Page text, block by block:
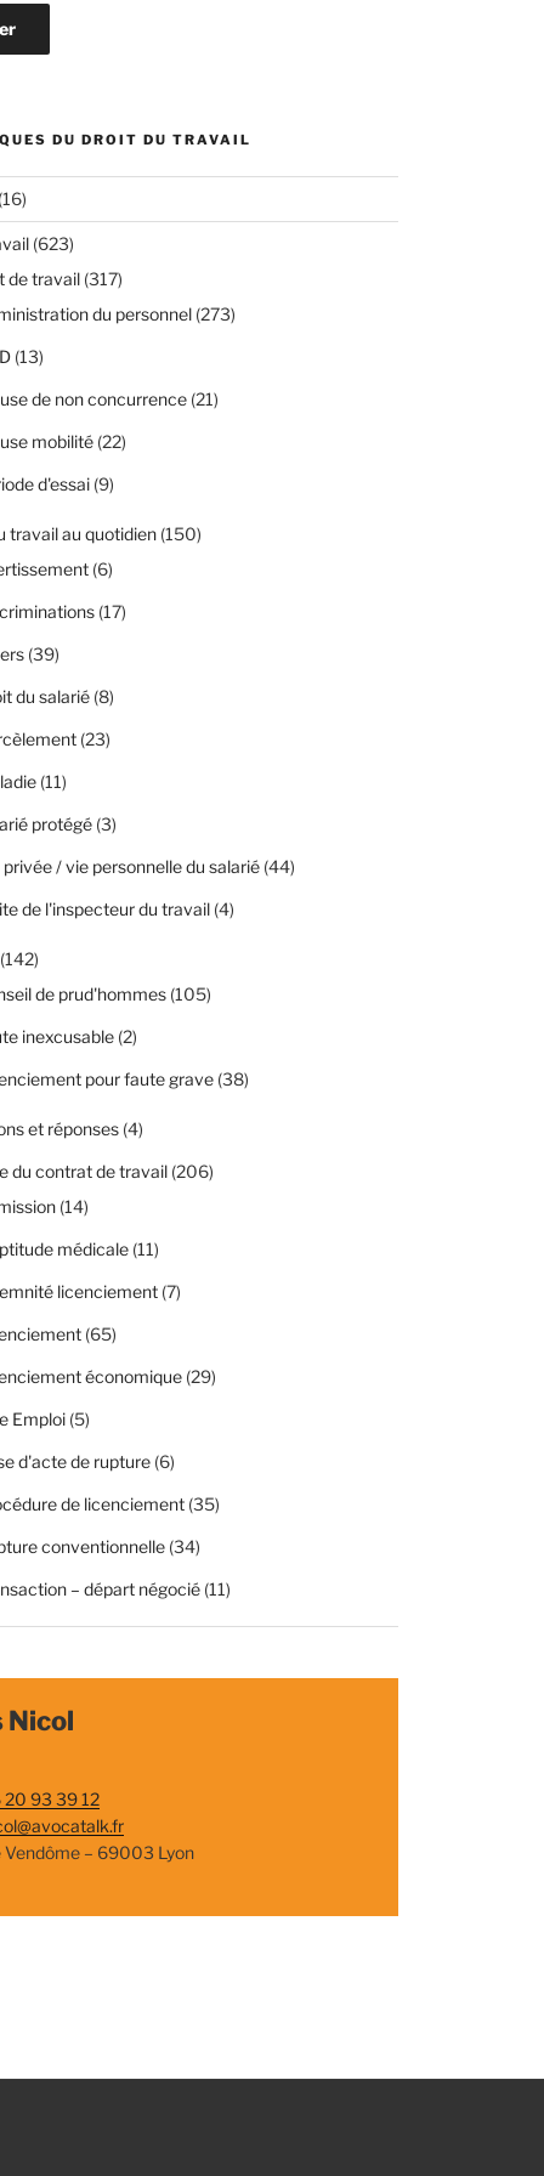
DU DROIT DU TRAVAIL
(623)
de travail(317)
du personnel(273)
(13)
de non concurrence(21)
mobilité(22)
d'essai(9)
travail au quotidien(150)
(6)
(17)
(39)
du salarié(8)
(23)
(11)
protégé(3)
/ vie personnelle du salarié(44)
de l'inspecteur du travail(4)
de prud'hommes(105)
inexcusable(2)
pour faute grave(38)
et réponses(4)
du contrat de travail(206)
(14)
médicale(11)
licenciement(7)
(65)
économique(29)
Emploi(5)
d'acte de rupture(6)
de licenciement(35)
conventionnelle(34)
– départ négocié(11)
Nicol
93 39 12
Vendôme – 69003 Lyon